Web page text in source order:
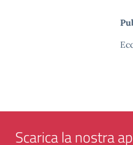
Scarica la nostra